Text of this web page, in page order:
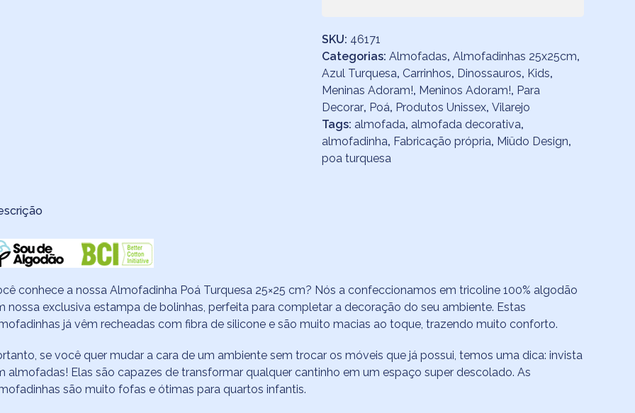
SKU: 46171
Categorias:Almofadas,Almofadinhas 25x25cm,
Azul Turquesa, Carrinhos, Dinossauros, Kids,
Meninas Adoram!, Meninos Adoram!, Para
Decorar, Poá, Produtos Unissex,Vilarejo
Tags: almofada, almofada decorativa,
almofadinha, Fabricação própria, Miüdo Design,
poa turquesa
conhece a nossa Almofadinha Poá Turquesa 25×25 cm? Nós a confeccionamos em tricoline 100% algodão
nossa exclusiva estampa de bolinhas, perfeita para completar a decoração do seu ambiente. Estas
já vêm recheadas com fibra de silicone e são muito macias ao toque, trazendo muito conforto.
se você quer mudar a cara de um ambiente sem trocar os móveis que já possui, temos uma dica: invista
almofadas! Elas são capazes de transformar qualquer cantinho em um espaço super descolado. As
são muito fofas e ótimas para quartos infantis.